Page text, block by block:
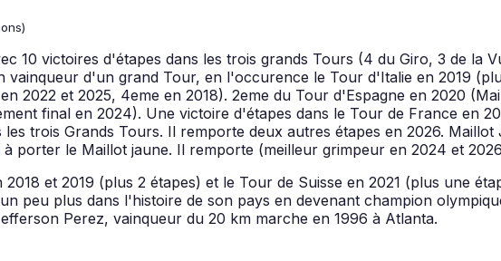
10 victoires d'étapes dans les trois grands Tours (4 du Giro, 3 de la
d'un grand Tour, en l'occurence le Tour d'Italie en 2019
2022 et 2025, 4eme en 2018). 2eme du Tour d'Espagne en 2020
final en 2024). Une victoire d'étapes dans le Tour de France en
trois Grands Tours. Il remporte deux autres étapes en 2026.
porter le Maillot jaune. Il remporte (meilleur grimpeur en 2024 et
et 2019 (plus 2 étapes) et le Tour de Suisse en 2021 (plus une
peu plus dans l'histoire de son pays en devenant champion
Perez, vainqueur du 20 km marche en 1996 à Atlanta.